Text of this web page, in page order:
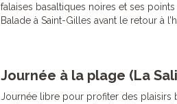
falaises basaltiques noires et ses
Balade à Saint-Gilles avant le retour à
Journée à la plage (La
Journée libre pour profiter des plaisirs